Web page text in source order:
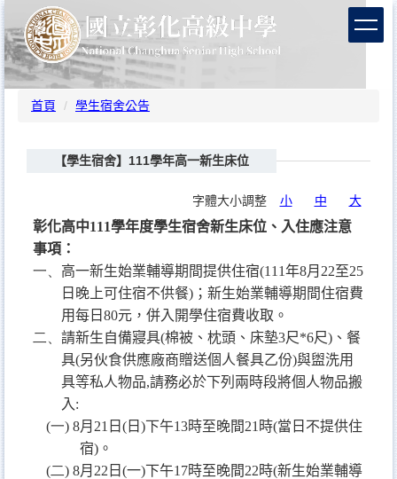
到
主
要
內
首頁 學生宿舍公告
【學生宿舍】111學年高一新生床位
字體大小調整 小 中 大
彰化高中111學年度學生宿舍新生床位、入住應注意
事項：
一、 高一新生始業輔導期間提供住宿(111年8月 22至25
日晚上可住宿不供餐) ；新生始業輔導期間住宿費
用每日 80元，併入開學住宿費收取。
二、 請新生自備寢具(棉被、枕頭、床墊3尺*6尺) 、餐
具(另伙食供應廠商贈送個人餐具乙份)與盥洗用
具等私人物品,請務必於下列兩時段將個人物品搬
入 :
(一) 8月 21 日( 日)下午13時至晚間21 時(當日不提供住
宿)。
(二) 8月 22 日(一)下午17時至晚間22時(新生始業輔導